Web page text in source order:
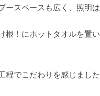
ースペースも広く、照明
根！にホットタオルを置
程でこだわりを感じました